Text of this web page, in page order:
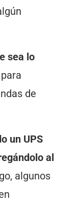
sea lo
de
un UPS
al
algunos